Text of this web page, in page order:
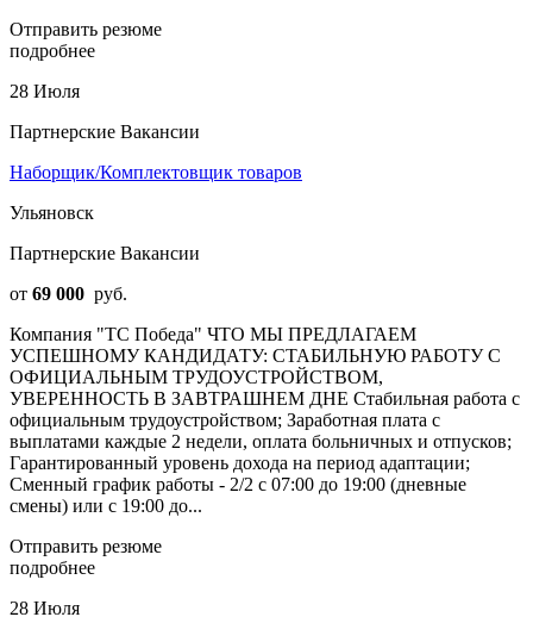
Отправить резюме
подробнее
28 Июля
Партнерские Вакансии
Наборщик/Комплектовщик товаров
Ульяновск
Партнерские Вакансии
от 69 000 руб.
Компания "ТС Победа" ЧТО МЫ ПРЕДЛАГАЕМ
УСПЕШНОМУ КАНДИДАТУ: СТАБИЛЬНУЮ РАБОТУ С
ОФИЦИАЛЬНЫМ ТРУДОУСТРОЙСТВОМ,
УВЕРЕННОСТЬ В ЗАВТРАШНЕМ ДНЕ Стабильная работа с
официальным трудоустройством; Заработная плата с
выплатами каждые 2 недели, оплата больничных и отпусков;
Гарантированный уровень дохода на период адаптации;
Сменный график работы - 2/2 с 07:00 до 19:00 (дневные
смены) или с 19:00 до...
Отправить резюме
подробнее
28 Июля